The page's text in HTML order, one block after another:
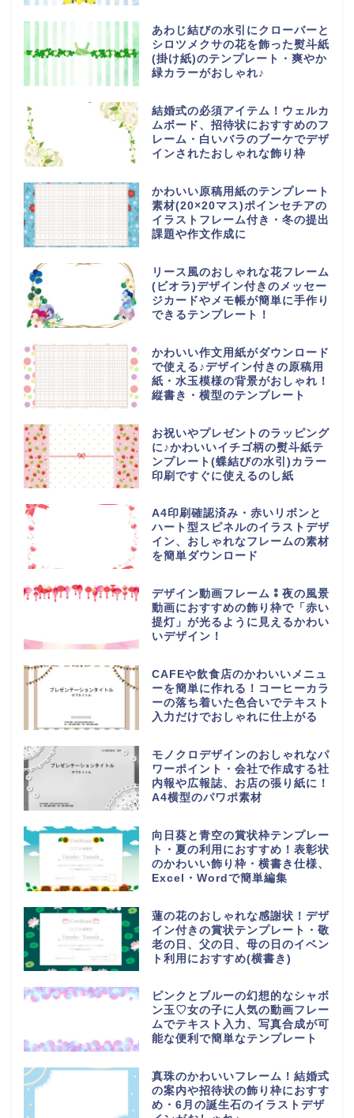
あわじ結びの水引にクローバーと
シロツメクサの花を飾った熨斗紙
(掛け紙)のテンプレート・爽やか
緑カラーがおしゃれ♪
結婚式の必須アイテム！ウェルカ
ムボード、招待状におすすめのフ
レーム・白いバラのブーケでデザ
インされたおしゃれな飾り枠
かわいい原稿用紙のテンプレート
素材(20×20マス)ポインセチアの
イラストフレーム付き・冬の提出
課題や作文作成に
リース風のおしゃれな花フレーム
(ビオラ)デザイン付きのメッセー
ジカードやメモ帳が簡単に手作り
できるテンプレート！
かわいい作文用紙がダウンロード
で使える♪デザイン付きの原稿用
紙・水玉模様の背景がおしゃれ！
縦書き・横型のテンプレート
お祝いやプレゼントのラッピング
に♪かわいいイチゴ柄の熨斗紙テ
ンプレート(蝶結びの水引)カラー
印刷ですぐに使えるのし紙
A4印刷確認済み・赤いリボンと
ハート型スピネルのイラストデザ
イン、おしゃれなフレームの素材
を簡単ダウンロード
デザイン動画フレーム⁑夜の風景
動画におすすめの飾り枠で「赤い
提灯」が光るように見えるかわい
いデザイン！
CAFEや飲食店のかわいいメニュ
ーを簡単に作れる！コーヒーカラ
ーの落ち着いた色合いでテキスト
入力だけでおしゃれに仕上がる
モノクロデザインのおしゃれなパ
ワーポイント・会社で作成する社
内報や広報誌、お店の張り紙に！
A4横型のパワポ素材
向日葵と青空の賞状枠テンプレー
ト・夏の利用におすすめ！表彰状
のかわいい飾り枠・横書き仕様、
Excel・Wordで簡単編集
蓮の花のおしゃれな感謝状！デザ
イン付きの賞状テンプレート・敬
老の日、父の日、母の日のイベン
ト利用におすすめ(横書き)
ピンクとブルーの幻想的なシャボ
ン玉♡女の子に人気の動画フレー
ムでテキスト入力、写真合成が可
能な便利で簡単なテンプレート
真珠のかわいいフレーム！結婚式
の案内や招待状の飾り枠におすす
め・6月の誕生石のイラストデザ